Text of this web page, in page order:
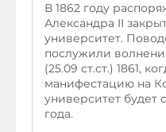
В 1862 году
Александра II
университет.
послужили
(25.09 ст.ст.) 1861,
манифестацию на
университет будет
года.